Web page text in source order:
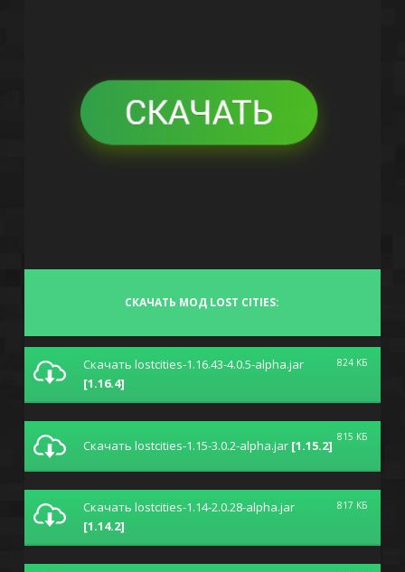
СКАЧАТЬ МОД LOST CITIES:
Скачать lostcities-1.16.43-4.0.5-alpha.jar
[1.16.4]
824 КБ
Скачать lostcities-1.15-3.0.2-alpha.jar [1.15.2]
815 КБ
Скачать lostcities-1.14-2.0.28-alpha.jar
[1.14.2]
817 КБ